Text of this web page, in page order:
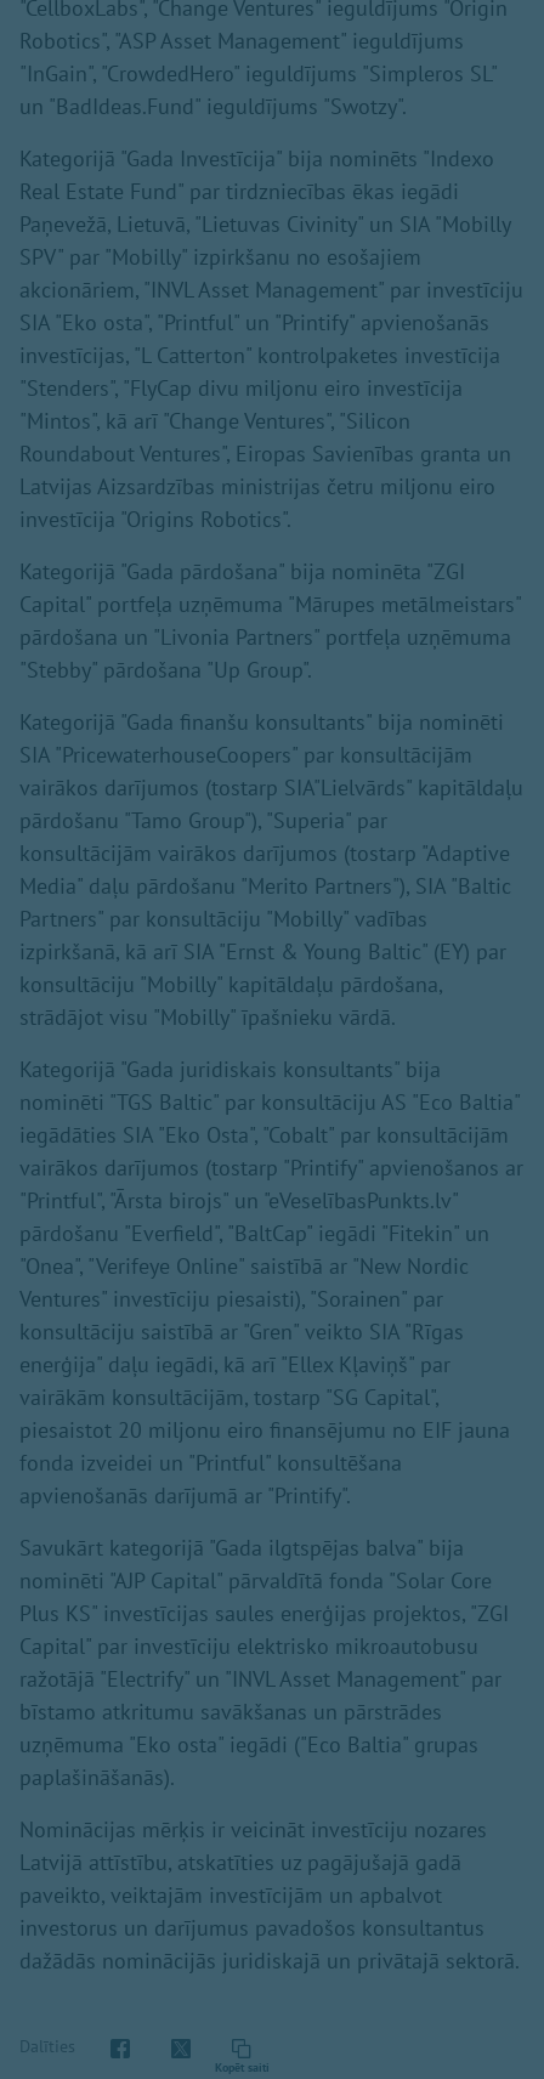
"CellboxLabs", "Change Ventures" ieguldījums "Origin
Robotics", "ASP Asset Management" ieguldījums
"InGain", "CrowdedHero" ieguldījums "Simpleros SL"
un "BadIdeas.Fund" ieguldījums "Swotzy".
Kategorijā "Gada Investīcija" bija nominēts "Indexo
Real Estate Fund" par tirdzniecības ēkas iegādi
Paņevežā, Lietuvā, "Lietuvas Civinity" un SIA "Mobilly
SPV" par "Mobilly" izpirkšanu no esošajiem
akcionāriem, "INVL Asset Management" par investīciju
SIA "Eko osta", "Printful" un "Printify" apvienošanās
investīcijas, "L Catterton" kontrolpaketes investīcija
"Stenders", "FlyCap divu miljonu eiro investīcija
"Mintos", kā arī "Change Ventures", "Silicon
Roundabout Ventures", Eiropas Savienības granta un
Latvijas Aizsardzības ministrijas četru miljonu eiro
investīcija "Origins Robotics".
Kategorijā "Gada pārdošana" bija nominēta "ZGI
Capital" portfeļa uzņēmuma "Mārupes metālmeistars"
pārdošana un "Livonia Partners" portfeļa uzņēmuma
"Stebby" pārdošana "Up Group".
Kategorijā "Gada finanšu konsultants" bija nominēti
SIA "PricewaterhouseCoopers" par konsultācijām
vairākos darījumos (tostarp SIA"Lielvārds" kapitāldaļu
pārdošanu "Tamo Group"), "Superia" par
konsultācijām vairākos darījumos (tostarp "Adaptive
Media" daļu pārdošanu "Merito Partners"), SIA "Baltic
Partners" par konsultāciju "Mobilly" vadības
izpirkšanā, kā arī SIA "Ernst & Young Baltic" (EY) par
konsultāciju "Mobilly" kapitāldaļu pārdošana,
strādājot visu "Mobilly" īpašnieku vārdā.
Kategorijā "Gada juridiskais konsultants" bija
nominēti "TGS Baltic" par konsultāciju AS "Eco Baltia"
iegādāties SIA "Eko Osta", "Cobalt" par konsultācijām
vairākos darījumos (tostarp "Printify" apvienošanos ar
"Printful", "Ārsta birojs" un "eVeselībasPunkts.lv"
pārdošanu "Everfield", "BaltCap" iegādi "Fitekin" un
"Onea", "Verifeye Online" saistībā ar "New Nordic
Ventures" investīciju piesaisti), "Sorainen" par
konsultāciju saistībā ar "Gren" veikto SIA "Rīgas
enerģija" daļu iegādi, kā arī "Ellex Kļaviņš" par
vairākām konsultācijām, tostarp "SG Capital",
piesaistot 20 miljonu eiro finansējumu no EIF jauna
fonda izveidei un "Printful" konsultēšana
apvienošanās darījumā ar "Printify".
Savukārt kategorijā "Gada ilgtspējas balva" bija
nominēti "AJP Capital" pārvaldītā fonda "Solar Core
Plus KS" investīcijas saules enerģijas projektos, "ZGI
Capital" par investīciju elektrisko mikroautobusu
ražotājā "Electrify" un "INVL Asset Management" par
bīstamo atkritumu savākšanas un pārstrādes
uzņēmuma "Eko osta" iegādi ("Eco Baltia" grupas
paplašināšanās).
Nominācijas mērķis ir veicināt investīciju nozares
Latvijā attīstību, atskatīties uz pagājušajā gadā
paveikto, veiktajām investīcijām un apbalvot
investorus un darījumus pavadošos konsultantus
dažādās nominācijās juridiskajā un privātajā sektorā.
Dalīties
Kopēt saiti